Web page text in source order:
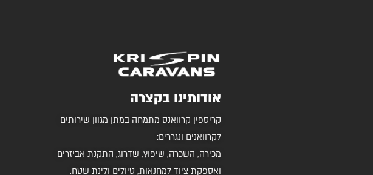
אודותינו בקצרה
קריספין קרוואנס מתמחה במתן מגוון שירותים
לקרוואנים ונגררים:
מכירה, השכרה, שיפוץ, שדרוג, התקנת אביזרים
ואספקת ציוד למחנאות, טיולים ולינת שטח.